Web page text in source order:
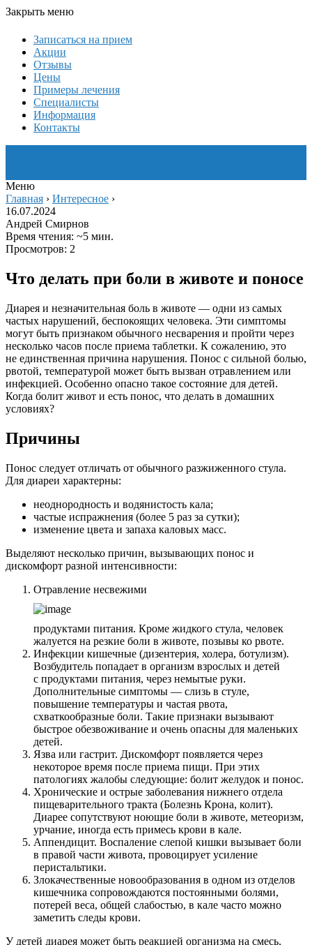
Закрыть меню
Записаться на прием
Акции
Отзывы
Цены
Примеры лечения
Специалисты
Информация
Контакты
Меню
Главная › Интересное ›
16.07.2024
Андрей Смирнов
Время чтения: ~5 мин.
Просмотров: 2
Что делать при боли в животе и поносе
Диарея и незначительная боль в животе — одни из самых
частых нарушений, беспокоящих человека. Эти симптомы
могут быть признаком обычного несварения и пройти через
несколько часов после приема таблетки. К сожалению, это
не единственная причина нарушения. Понос с сильной болью,
рвотой, температурой может быть вызван отравлением или
инфекцией. Особенно опасно такое состояние для детей.
Когда болит живот и есть понос, что делать в домашних
условиях?
Причины
Понос следует отличать от обычного разжиженного стула.
Для диареи характерны:
неоднородность и водянистость кала;
частые испражнения (более 5 раз за сутки);
изменение цвета и запаха каловых масс.
Выделяют несколько причин, вызывающих понос и
дискомфорт разной интенсивности:
Отравление несвежими
продуктами питания. Кроме жидкого стула, человек
жалуется на резкие боли в животе, позывы ко рвоте.
Инфекции кишечные (дизентерия, холера, ботулизм).
Возбудитель попадает в организм взрослых и детей
с продуктами питания, через немытые руки.
Дополнительные симптомы — слизь в стуле,
повышение температуры и частая рвота,
схваткообразные боли. Такие признаки вызывают
быстрое обезвоживание и очень опасны для маленьких
детей.
Язва или гастрит. Дискомфорт появляется через
некоторое время после приема пищи. При этих
патологиях жалобы следующие: болит желудок и понос.
Хронические и острые заболевания нижнего отдела
пищеварительного тракта (Болезнь Крона, колит).
Диарее сопутствуют ноющие боли в животе, метеоризм,
урчание, иногда есть примесь крови в кале.
Аппендицит. Воспаление слепой кишки вызывает боли
в правой части живота, провоцирует усиление
перистальтики.
Злокачественные новообразования в одном из отделов
кишечника сопровождаются постоянными болями,
потерей веса, общей слабостью, в кале часто можно
заметить следы крови.
У детей диарея может быть реакцией организма на смесь,